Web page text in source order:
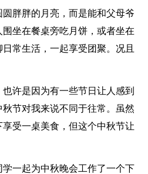
胖胖的月亮，而是能和父母爷
坐在餐桌旁吃月饼，或者坐在
常生活，一起享受团聚。况且
许是因为有一些节日让人感到
节对我来说不同于往常。虽然
受一桌美食，但这个中秋节让
一起为中秋晚会工作了一个下